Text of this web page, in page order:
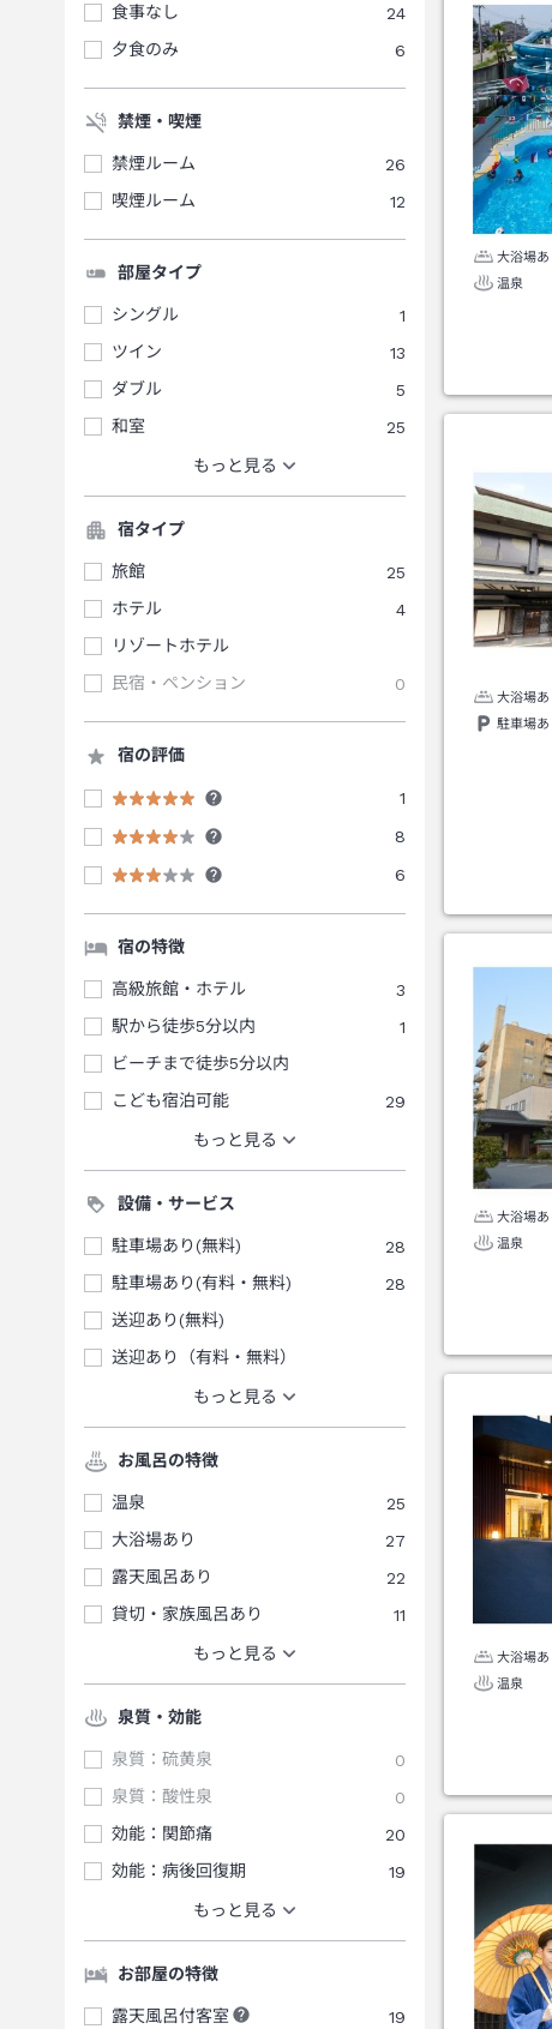
食事なし
24
夕食のみ
6
禁煙・喫煙
禁煙ルーム
26
喫煙ルーム
12
部屋タイプ
シングル
1
ツイン
13
ダブル
5
和室
25
もっと見る
宿タイプ
旅館
25
ホテル
4
リゾートホテル
民宿・ペンション
0
宿の評価
1
8
6
宿の特徴
高級旅館・ホテル
3
駅から徒歩5分以内
1
ビーチまで徒歩5分以内
こども宿泊可能
29
もっと見る
設備・サービス
駐車場あり(無料)
28
駐車場あり(有料・無料)
28
送迎あり(無料)
送迎あり（有料・無料）
もっと見る
お風呂の特徴
温泉
25
大浴場あり
27
露天風呂あり
22
貸切・家族風呂あり
11
もっと見る
泉質・効能
泉質：硫黄泉
0
泉質：酸性泉
0
効能：関節痛
20
効能：病後回復期
19
もっと見る
お部屋の特徴
露天風呂付客室 19
大浴場あ
温泉
大浴場あ
駐車場あ
大浴場あ
温泉
大浴場あ
温泉